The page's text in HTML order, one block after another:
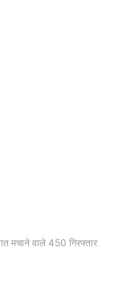
मचाने वाले 450 गिरफ्तार